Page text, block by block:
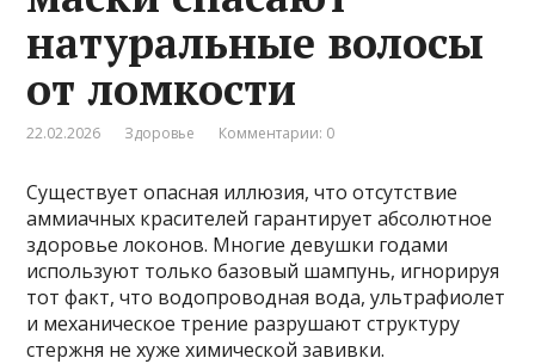
натуральные волосы
от ломкости
22.02.2026 Здоровье Комментарии: 0
Существует опасная иллюзия, что отсутствие
аммиачных красителей гарантирует абсолютное
здоровье локонов. Многие девушки годами
используют только базовый шампунь, игнорируя
тот факт, что водопроводная вода, ультрафиолет
и механическое трение разрушают структуру
стержня не хуже химической завивки.